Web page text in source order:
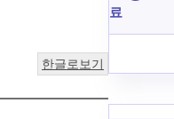
한글로보기
료